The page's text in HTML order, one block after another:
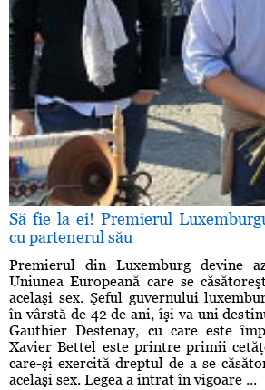
Să fie la ei! Premierul
cu partenerul său
Premierul din Luxemburg devine
Uniunea Europeană care se
acelaşi sex. Şeful guvernului
în vârstă de 42 de ani, îşi va uni
Gauthier Destenay, cu care este
Xavier Bettel este printre primii
care-şi exercită dreptul de a se
acelaşi sex. Legea a intrat în vigoare ...